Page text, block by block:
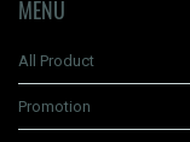
MENU
All Product
Promotion